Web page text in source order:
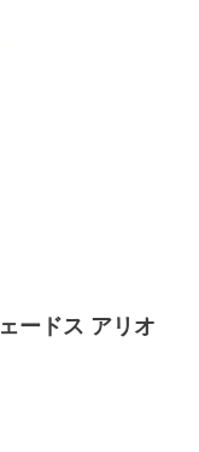
ードス アリオ